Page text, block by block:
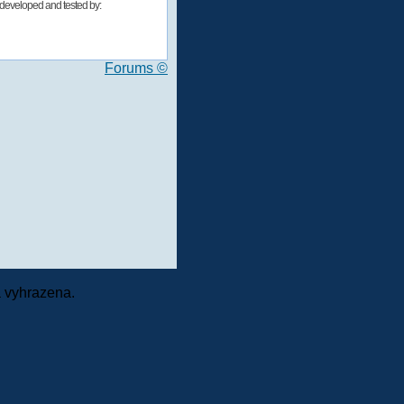
and tested by:
Forums ©
vyhrazena.